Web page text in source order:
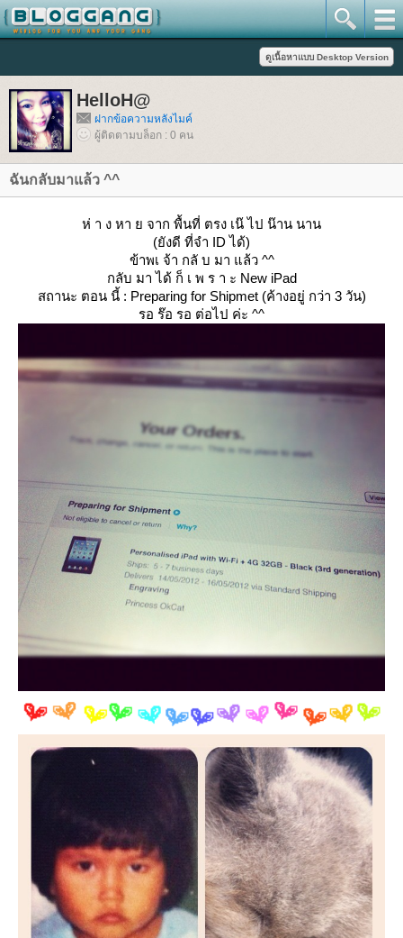
HelloH@
ฝากข้อความหลังไมค์
ผู้ติดตามบล็อก : 0 คน
ฉันกลับมาแล้ว ^^
ห่ า ง หา ย จาก พื้นที่ ตรง เน๊ ไป น๊าน นาน
(ยังดี ที่จำ ID ได้)
ข้าพเ จ้า กลั บ มา แล้ว ^^
กลับ มา ได้ ก็ เ พ ร า ะ New iPad
สถานะ ตอน นี้ : Preparing for Shipmet (ค้างอยู่ กว่า 3 วัน)
รอ ร๊อ รอ ต่อไป ค่ะ ^^